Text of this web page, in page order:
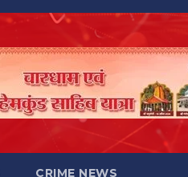
CRIME NEWS